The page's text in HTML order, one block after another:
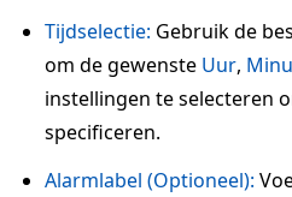
Tijdselectie: Gebruik de
om de gewenste Uur,
instellingen te selecteren
specificeren.
Alarmlabel (Optioneel):